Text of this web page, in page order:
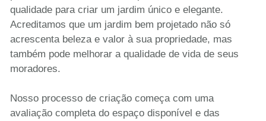
qualidade para criar um jardim único e elegante.
Acreditamos que um jardim bem projetado não só
acrescenta beleza e valor à sua propriedade, mas
também pode melhorar a qualidade de vida de seus
moradores.
Nosso processo de criação começa com uma
avaliação completa do espaço disponível e das